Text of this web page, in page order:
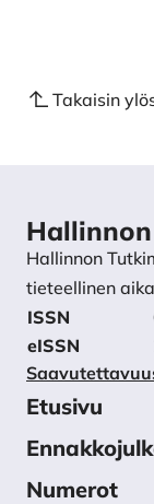
Takaisin
Hallinnon
tieteellinen
ISSN
eISSN
Etusivu
Numerot